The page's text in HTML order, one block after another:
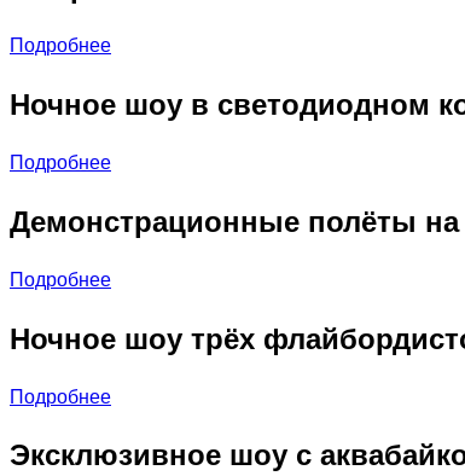
Подробнее
Ночное шоу в светодиодном
Подробнее
Демонстрационные полёты
Подробнее
Ночное шоу трёх
Подробнее
Эксклюзивное шоу с